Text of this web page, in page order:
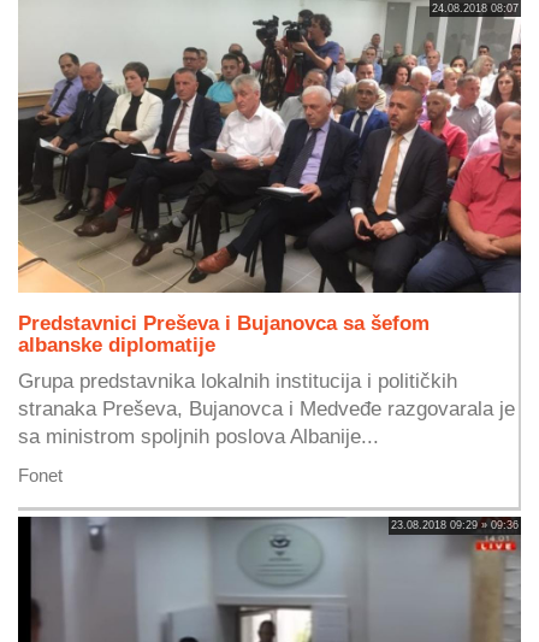
24.08.2018 08:07
Predstavnici Preševa i Bujanovca sa šefom
albanske diplomatije
Grupa predstavnika lokalnih institucija i političkih
stranaka Preševa, Bujanovca i Medveđe razgovarala je
sa ministrom spoljnih poslova Albanije...
Fonet
23.08.2018 09:29 » 09:36